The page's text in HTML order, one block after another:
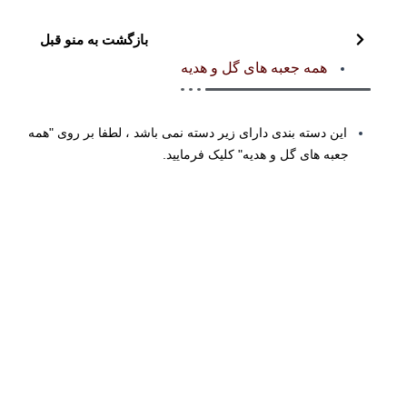
بازگشت به منو قبل
همه جعبه های گل و هدیه
این دسته بندی دارای زیر دسته نمی باشد ، لطفا بر روی "همه
جعبه های گل و هدیه" کلیک فرمایید.